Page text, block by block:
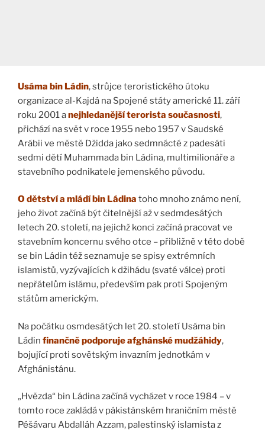
Usáma bin Ládin, strůjce teroristického útoku
organizace al-Kajdá na Spojené státy americké 11. září
roku 2001 anejhledanější terorista současnosti,
přichází na svět v roce 1955 nebo 1957 v Saudské
Arábii ve městě Džidda jako sedmnácté z padesáti
sedmi dětí Muhammada bin Ládina, multimilionáře a
stavebního podnikatele jemenského původu.
O dětství a mládí bin Ládina toho mnoho známo není,
jeho život začíná být čitelnější až v sedmdesátých
letech 20. století, na jejichž konci začíná pracovat ve
stavebním koncernu svého otce – přibližně v této době
se bin Ládin též seznamuje se spisy extrémních
islamistů, vyzývajících k džihádu (svaté válce) proti
nepřátelům islámu, především pak proti Spojeným
státům americkým.
Na počátku osmdesátých let 20. století Usáma bin
Ládin finančně podporuje afghánské mudžáhidy,
bojující proti sovětským invazním jednotkám v
Afghánistánu.
„Hvězda“ bin Ládina začíná vycházet v roce 1984 – v
tomto roce zakládá v pákistánském hraničním městě
Péšávaru Abdalláh Azzam, palestinský islamista z